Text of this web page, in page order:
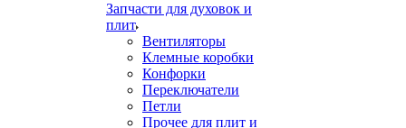
Запчасти для духовок и
плит
Вентиляторы
Клемные коробки
Конфорки
Переключатели
Петли
Прочее для плит и